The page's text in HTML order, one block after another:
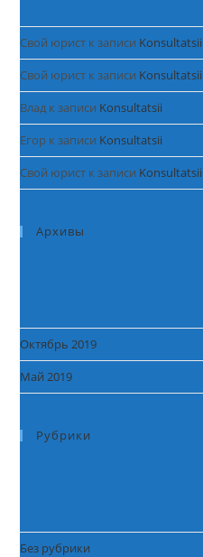
Свой юрист к записи Konsultatsii
Свой юрист к записи Konsultatsii
Влад к записи Konsultatsii
Егор к записи Konsultatsii
Свой юрист к записи Konsultatsii
Архивы
Октябрь 2019
Май 2019
Рубрики
Без рубрики